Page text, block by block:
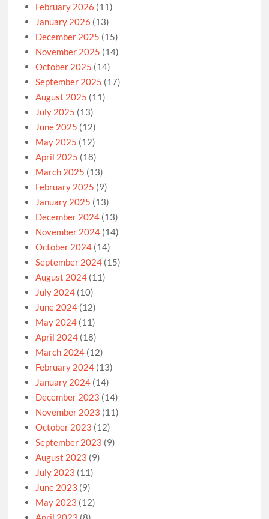
February 2026 (11)
January 2026 (13)
December 2025 (15)
November 2025 (14)
October 2025 (14)
September 2025 (17)
August 2025 (11)
July 2025 (13)
June 2025 (12)
May 2025 (12)
April 2025 (18)
March 2025 (13)
February 2025 (9)
January 2025 (13)
December 2024 (13)
November 2024 (14)
October 2024 (14)
September 2024 (15)
August 2024 (11)
July 2024 (10)
June 2024 (12)
May 2024 (11)
April 2024 (18)
March 2024 (12)
February 2024 (13)
January 2024 (14)
December 2023 (14)
November 2023 (11)
October 2023 (12)
September 2023 (9)
August 2023 (9)
July 2023 (11)
June 2023 (9)
May 2023 (12)